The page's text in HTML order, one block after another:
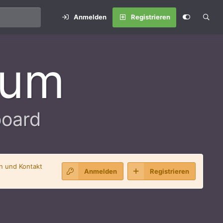
Anmelden Registrieren
und Kontakt
Anmelden Registrieren